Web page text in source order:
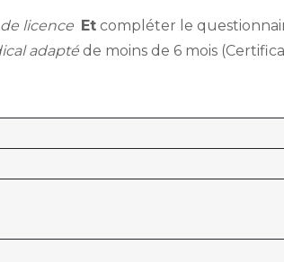
licence Et compléter le
adapté de moins de 6 mois